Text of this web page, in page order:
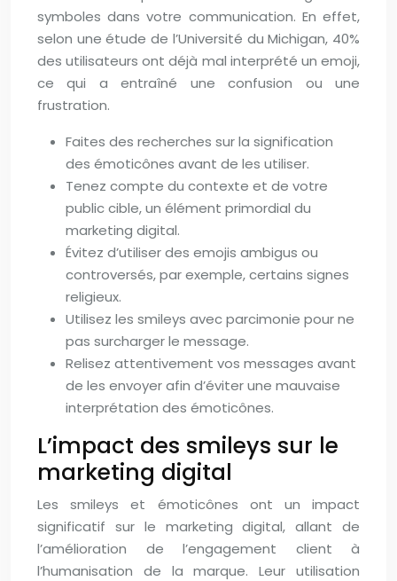
symboles dans votre communication. En effet,
selon une étude de l’Université du Michigan, 40%
des utilisateurs ont déjà mal interprété un emoji,
ce qui a entraîné une confusion ou une
frustration.
Faites des recherches sur la signification
des émoticônes avant de les utiliser.
Tenez compte du contexte et de votre
public cible, un élément primordial du
marketing digital.
Évitez d’utiliser des emojis ambigus ou
controversés, par exemple, certains signes
religieux.
Utilisez les smileys avec parcimonie pour ne
pas surcharger le message.
Relisez attentivement vos messages avant
de les envoyer afin d’éviter une mauvaise
interprétation des émoticônes.
L’impact des smileys sur le
marketing digital
Les smileys et émoticônes ont un impact
significatif sur le marketing digital, allant de
l’amélioration de l’engagement client à
l’humanisation de la marque. Leur utilisation